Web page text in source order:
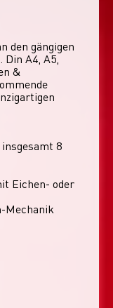
den gängigen
A4, A5,
&
8
Eichen- oder
Mechanik